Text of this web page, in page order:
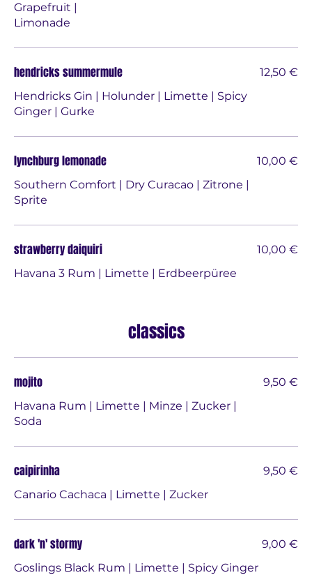
Grapefruit |
Limonade
hendricks summermule
Hendricks Gin | Holunder | Limette | Spicy
Ginger | Gurke
12,50 €
lynchburg lemonade
Southern Comfort | Dry Curacao | Zitrone |
Sprite
10,00 €
strawberry daiquiri
Havana 3 Rum | Limette | Erdbeerpüree
10,00 €
classics
mojito
Havana Rum | Limette | Minze | Zucker |
Soda
9,50 €
caipirinha
Canario Cachaca | Limette | Zucker
9,50 €
dark 'n' stormy
Goslings Black Rum | Limette | Spicy Ginger
9,00 €